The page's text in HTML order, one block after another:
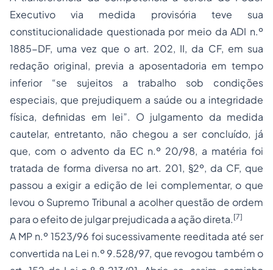
Executivo via medida provisória teve sua
constitucionalidade questionada por meio da ADI n.º
1885-DF, uma vez que o art. 202, II, da CF, em sua
redação original, previa a aposentadoria em tempo
inferior “se sujeitos a trabalho sob condições
especiais, que prejudiquem a saúde ou a integridade
física, definidas em lei”. O julgamento da medida
cautelar, entretanto, não chegou a ser concluído, já
que, com o advento da EC n.º 20/98, a matéria foi
tratada de forma diversa no art. 201, §2º, da CF, que
passou a exigir a edição de lei complementar, o que
levou o Supremo Tribunal a acolher questão de ordem
para o efeito de julgar prejudicada a ação direta. [7]
A MP n.º 1523/96 foi sucessivamente reeditada até ser
convertida na Lei n.º 9.528/97, que revogou também o